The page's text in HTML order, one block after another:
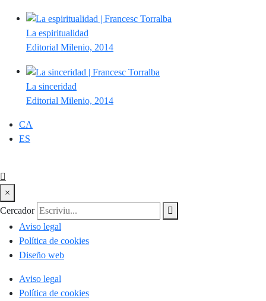
La espiritualidad
Editorial Milenio, 2014
La sinceridad
Editorial Milenio, 2014
CA
ES
×
Cercador
Aviso legal
Política de cookies
Diseño web
Aviso legal
Política de cookies